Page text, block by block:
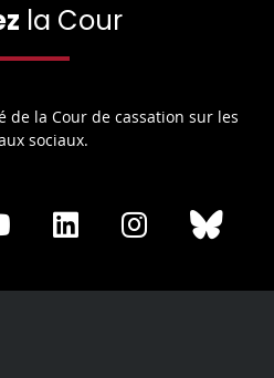
la Cour
de la Cour de cassation sur les
sociaux.
Share
Youtube
Share
LinkedIn
Share
Instagram